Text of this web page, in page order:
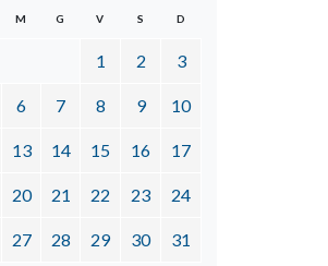
M G V S D
1 2 3
6 7 8 9 10
13 14 15 16 17
20 21 22 23 24
27 28 29 30 31